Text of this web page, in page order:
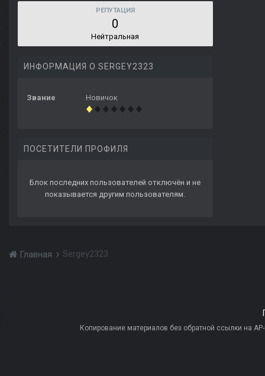
РЕПУТАЦИЯ
0
Нейтральная
ИНФОРМАЦИЯ О SERGEY2323
Звание Новичок
ПОСЕТИТЕЛИ ПРОФИЛЯ
Блок последних пользователей отключён и не
показывается другим пользователям.
Главная Sergey2323
Копирование материалов без обратной ссылки на